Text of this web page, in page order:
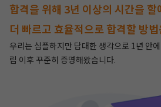
합격을 위해 3년 이상의 시간을
더 빠르고 효율적으로 합격할 방
우리는 심플하지만 담대한 생각으로 1년 안
립 이후 꾸준히 증명해왔습니다.